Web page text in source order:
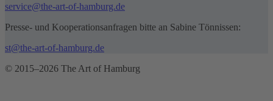
service@the-art-of-hamburg.de
Presse- und Kooperationsanfragen bitte an Sabine Tönnissen:
st@the-art-of-hamburg.de
© 2015–2026 The Art of Hamburg